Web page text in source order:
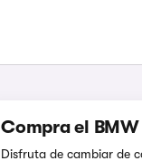
Compra el
Disfruta de cambiar de